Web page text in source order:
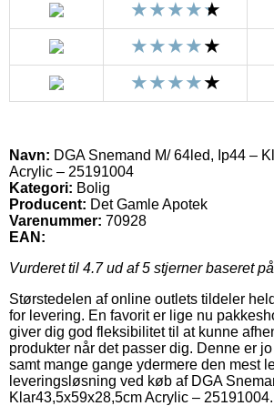
Navn: DGA Snemand M/ 64led, Ip44 –
Acrylic – 25191004
Kategori: Bolig
Producent: Det Gamle Apotek
Varenummer: 70928
EAN:
Vurderet til 4.7ud af 5 stjerner baseret på
Størstedelen af online outlets tildeler
for levering. En favorit er lige nu
giver dig god fleksibilitet til at kunne
produkter når det passer dig. Denne er
samt mange gange ydermere den mest
leveringsløsning ved køb af DGA
Klar43,5x59x28,5cm Acrylic – 25191004.